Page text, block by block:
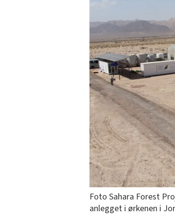
Foto Sahara Forest
anlegget i ørkenen i